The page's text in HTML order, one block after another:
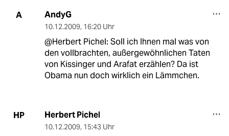
A AndyG
10.12.2009, 16:20 Uhr
@Herbert Pichel: Soll ich Ihnen mal was von
den vollbrachten, außergewöhnlichen Taten
von Kissinger und Arafat erzählen? Da ist
Obama nun doch wirklich ein Lämmchen.
HP Herbert Pichel
10.12.2009, 15:43 Uhr